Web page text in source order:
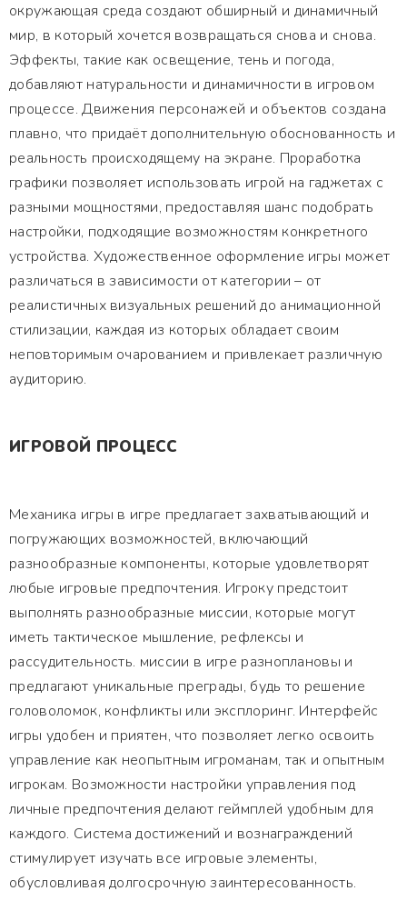
окружающая среда создают обширный и динамичный
мир, в который хочется возвращаться снова и снова.
Эффекты, такие как освещение, тень и погода,
добавляют натуральности и динамичности в игровом
процессе. Движения персонажей и объектов создана
плавно, что придаёт дополнительную обоснованность и
реальность происходящему на экране. Проработка
графики позволяет использовать игрой на гаджетах с
разными мощностями, предоставляя шанс подобрать
настройки, подходящие возможностям конкретного
устройства. Художественное оформление игры может
различаться в зависимости от категории – от
реалистичных визуальных решений до анимационной
стилизации, каждая из которых обладает своим
неповторимым очарованием и привлекает различную
аудиторию.
ИГРОВОЙ ПРОЦЕСС
Механика игры в игре предлагает захватывающий и
погружающих возможностей, включающий
разнообразные компоненты, которые удовлетворят
любые игровые предпочтения. Игроку предстоит
выполнять разнообразные миссии, которые могут
иметь тактическое мышление, рефлексы и
рассудительность. миссии в игре разноплановы и
предлагают уникальные преграды, будь то решение
головоломок, конфликты или эксплоринг. Интерфейс
игры удобен и приятен, что позволяет легко освоить
управление как неопытным игроманам, так и опытным
игрокам. Возможности настройки управления под
личные предпочтения делают геймплей удобным для
каждого. Система достижений и вознаграждений
стимулирует изучать все игровые элементы,
обусловливая долгосрочную заинтересованность.